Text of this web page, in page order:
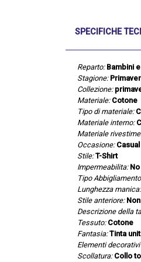
SPECIFICHE
Reparto: Bambini
Stagione:
Collezione:
Materiale: Cotone
Tipo di materiale:
Materiale interno:
Materiale
Occasione: Casual
Stile: T-Shirt
Impermeabilita:
Tipo
Lunghezza manica:
Stile anteriore:
Descrizione della
Tessuto: Cotone
Fantasia: Tinta
Elementi decorativi
Scollatura: Collo